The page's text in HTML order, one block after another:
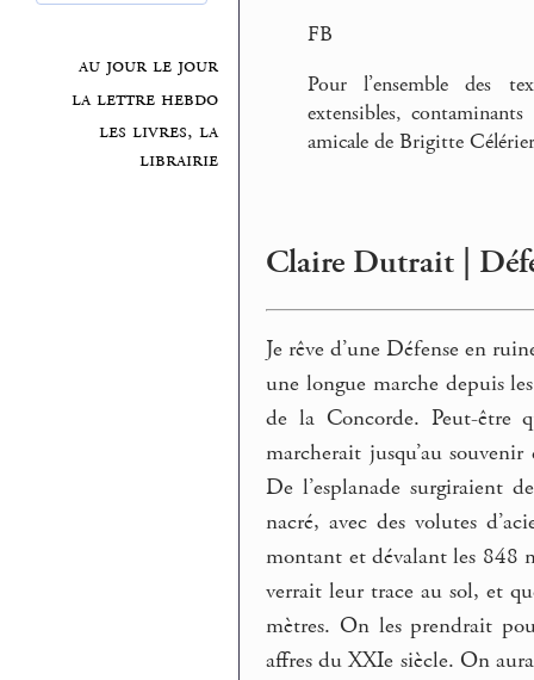
au jour le jour
la lettre hebdo
les livres, la
librairie
FB
Pour l’ensemble des
extensibles, contaminants
amicale de Brigitte
Claire Dutrait |
Je rêve d’une Défense en
une longue marche depuis
de la Concorde. Peut-être
marcherait jusqu’au
De l’esplanade surgiraient
nacré, avec des volutes
montant et dévalant les 848
verrait leur trace au sol, et
mètres. On les prendrait
affres du XXIe siècle. On